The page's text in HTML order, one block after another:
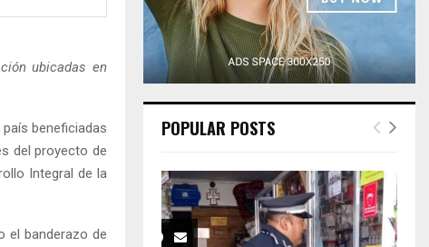
ubicadas en
beneficiadas
del proyecto de
Integral de la
el banderazo de
POPULAR POSTS